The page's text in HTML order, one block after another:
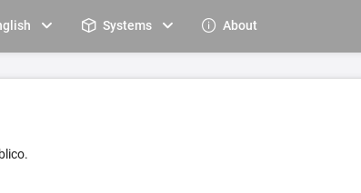
Systems About